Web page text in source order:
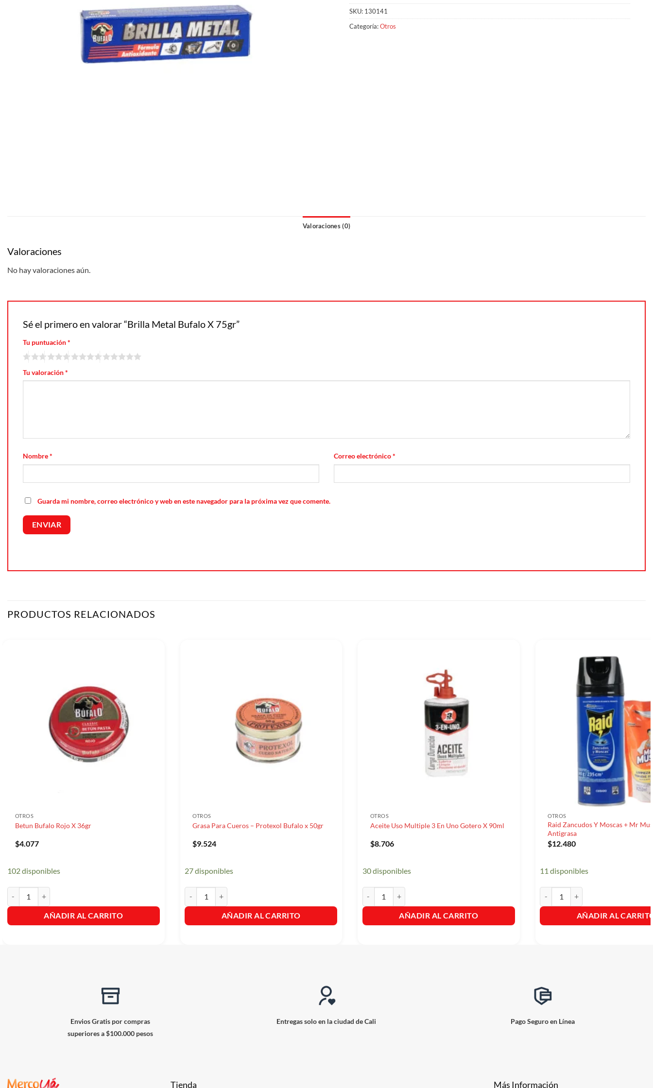
SKU: 130141
Categoría:Otros
Valoraciones (0)
Valoraciones
No hay valoraciones aún.
Sé el primero en valorar “Brilla Metal Bufalo X 75gr”
Tu puntuación*
Tu valoración*
Nombre* Correo electrónico*
Guarda mi nombre, correo electrónico y web en este navegador para la próxima vez que comente.
PRODUCTOS RELACIONADOS
OTROS
Betun Bufalo Rojo X 36gr
$4.077
102 disponibles
AÑADIR AL CARRITO
OTROS
Grasa Para Cueros – Protexol Bufalo x 50gr
$9.524
27 disponibles
AÑADIR AL CARRITO
OTROS
Aceite Uso Multiple 3 En Uno Gotero X 90ml
$8.706
30 disponibles
AÑADIR AL CARRITO
OTROS
Raid Zancudos Y Moscas + Mr
Antigrasa
$12.480
11 disponibles
AÑADIR AL
Envios Gratis por compras
superiores a $100.000 pesos
Entregas solo en la ciudad de Cali Pago Seguro en Línea
Tienda Más Información